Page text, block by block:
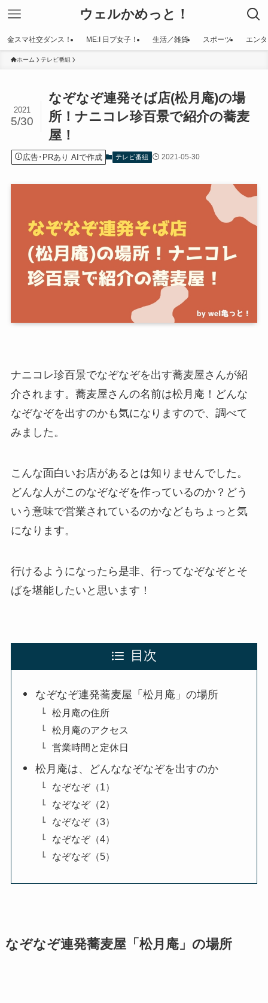
ウェルかめっと！
金スマ社交ダンス！ ME:I 日プ女子！ 生活／雑貨 スポーツ エン
ホーム テレビ番組
なぞなぞ連発そば店(松月庵)の場
所！ナニコレ珍百景で紹介の蕎麦
屋！
2021
5/30
広告･PRあり AIで作成 テレビ番組 2021-05-30
ナニコレ珍百景でなぞなぞを出す蕎麦屋さんが紹
介されます。蕎麦屋さんの名前は松月庵！どんな
なぞなぞを出すのかも気になりますので、調べて
みました。
こんな面白いお店があるとは知りませんでした。
どんな人がこのなぞなぞを作っているのか？どう
いう意味で営業されているのかなどもちょっと気
になります。
行けるようになったら是非、行ってなぞなぞとそ
ばを堪能したいと思います！
目次
なぞなぞ連発蕎麦屋「松月庵」の場所
松月庵の住所
松月庵のアクセス
営業時間と定休日
松月庵は、どんななぞなぞを出すのか
なぞなぞ（1）
なぞなぞ（2）
なぞなぞ（3）
なぞなぞ（4）
なぞなぞ（5）
なぞなぞ連発蕎麦屋「松月庵」の場所